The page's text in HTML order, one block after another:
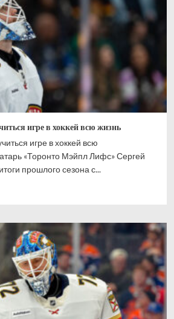
игре в хоккей всю жизнь
игре в хоккей всю
«Торонто Мэйпл Лифс» Сергей
прошлого сезона с...